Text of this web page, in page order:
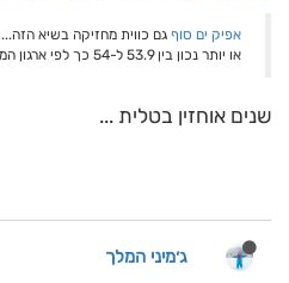
אפיק ים סוף גם כווית מחזיקה בשיא הזה...
או יותר נכון בין 53.9 ל-54 כך לפי ארגון המטאורולוגיה העולמי.
שנים אוחזין בטלית ...
ג׳מיני המלך